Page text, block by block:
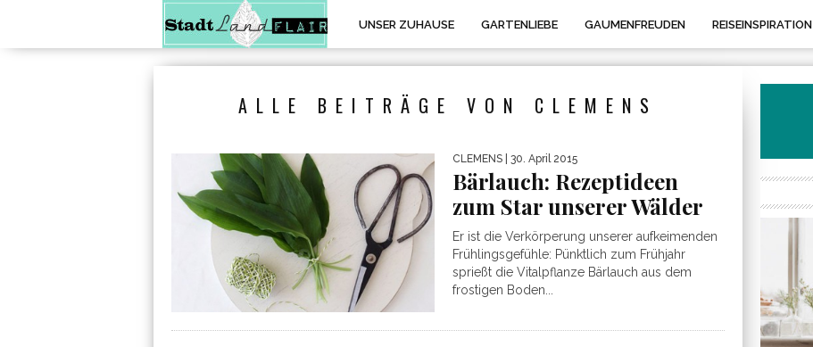
UNSER ZUHAUSE GARTENLIEBE GAUMENFREUDEN REISEINSPIRATION
ALLE BEITRÄGE VON CLEMENS
CLEMENS | 30. April 2015
Bärlauch: Rezeptideen
zum Star unserer Wälder
Er ist die Verkörperung unserer aufkeimenden
Frühlingsgefühle: Pünktlich zum Frühjahr
sprießt die Vitalpflanze Bärlauch aus dem
frostigen Boden...